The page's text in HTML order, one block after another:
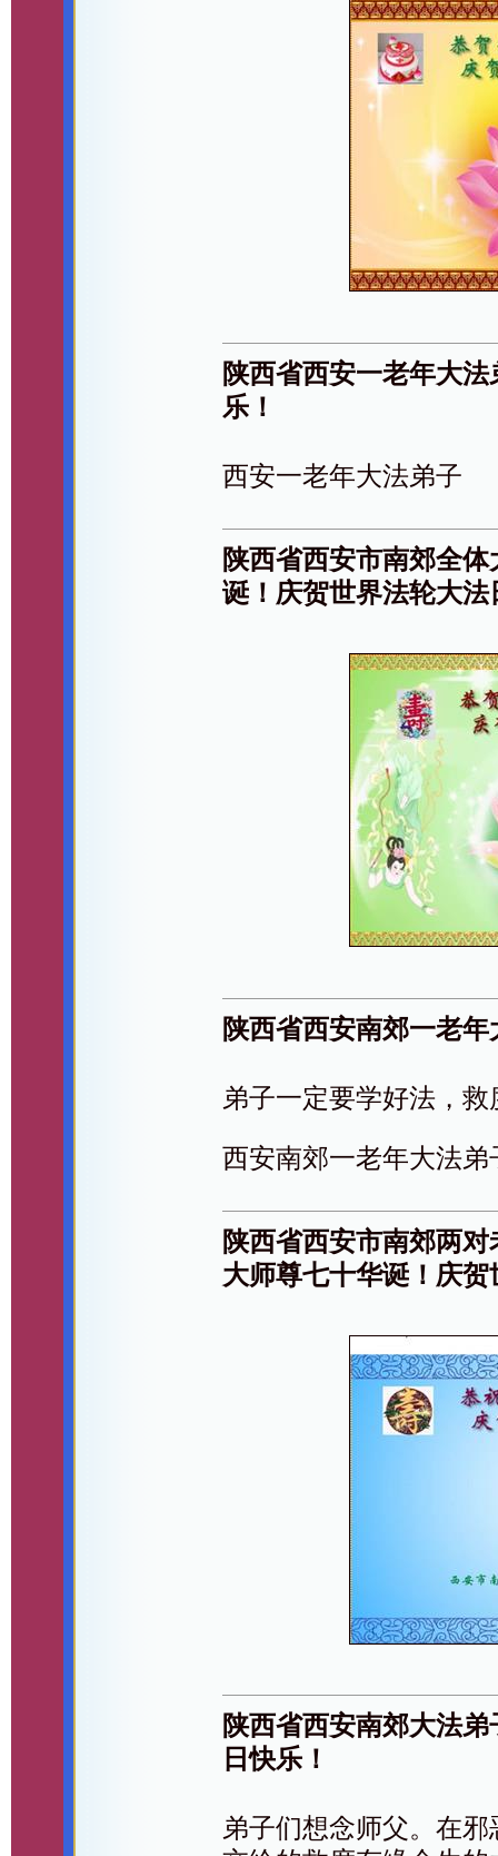
陕西省西安一老年大
乐！
西安一老年大法弟子
陕西省西安市南郊全
诞！庆贺世界法轮大法
陕西省西安南郊一老
弟子一定要学好法，救
西安南郊一老年大法弟
陕西省西安市南郊两
大师尊七十华诞！庆
陕西省西安南郊大法
日快乐！
弟子们想念师父。在